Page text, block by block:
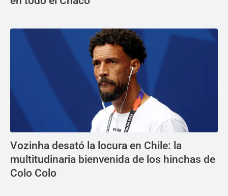
Vozinha desató la locura en Chile: la
multitudinaria bienvenida de los hinchas de
Colo Colo